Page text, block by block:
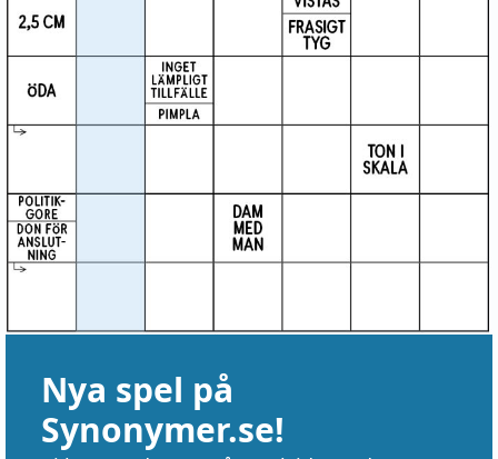
Nya spel på
Synonymer.se!